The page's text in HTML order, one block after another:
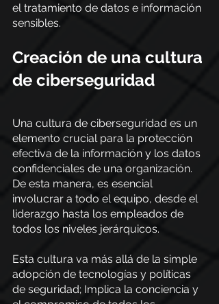
el tratamiento de datos e información
sensibles.
Creación de una cultura
de ciberseguridad
Una cultura de ciberseguridad es un
elemento crucial para la protección
efectiva de la información y los datos
confidenciales de una organización.
De esta manera, es esencial
involucrar a todo el equipo, desde el
liderazgo hasta los empleados de
todos los niveles jerárquicos.
Esta cultura va más allá de la simple
adopción de tecnologías y políticas
de seguridad; Implica la conciencia y